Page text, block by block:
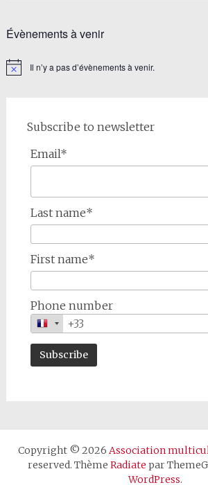
Évènements à venir
Notice Il n’y a pas d’évènements à venir.
Subscribe to newsletter
Email*
Last name*
First name*
Phone number
Copyright © 2026 Association
reserved. Thème Radiate par
WordPress.